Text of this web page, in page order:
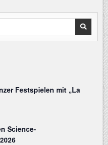
Festspielen mit „La
Science-